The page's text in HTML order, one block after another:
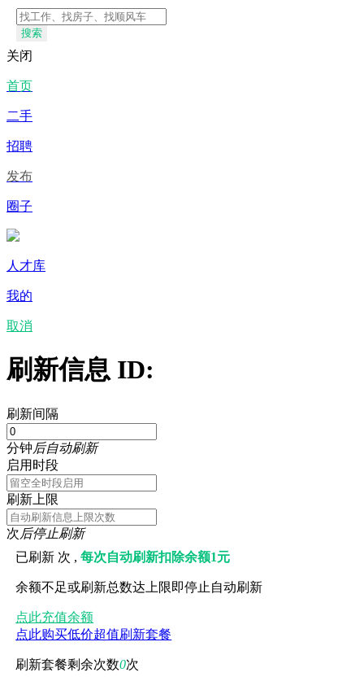
搜索
关闭
首页
二手
招聘
发布
圈子
人才库
我的
取消
刷新信息 ID:
刷新间隔
分钟后自动刷新
启用时段
刷新上限
次后停止刷新
已刷新 次 ,每次自动刷新扣除余额1元
余额不足或刷新总数达上限即停止自动刷新
点此充值余额
点此购买低价超值刷新套餐
刷新套餐剩余次数0次